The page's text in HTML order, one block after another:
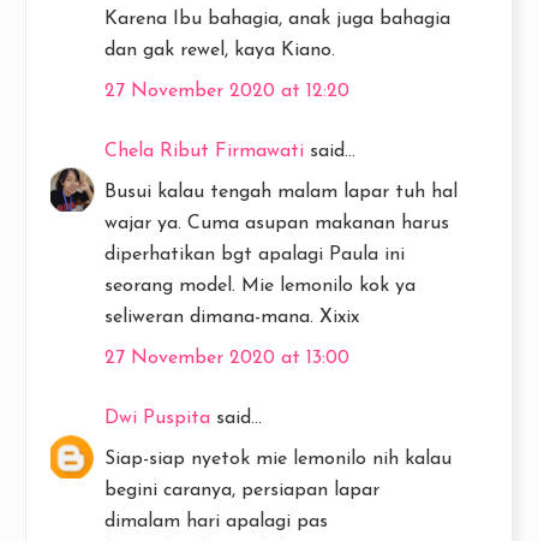
Karena Ibu bahagia, anak juga bahagia
dan gak rewel, kaya Kiano.
27 November 2020 at 12:20
Chela Ribut Firmawati said...
Busui kalau tengah malam lapar tuh hal
wajar ya. Cuma asupan makanan harus
diperhatikan bgt apalagi Paula ini
seorang model. Mie lemonilo kok ya
seliweran dimana-mana. Xixix
27 November 2020 at 13:00
Dwi Puspita said...
Siap-siap nyetok mie lemonilo nih kalau
begini caranya, persiapan lapar
dimalam hari apalagi pas